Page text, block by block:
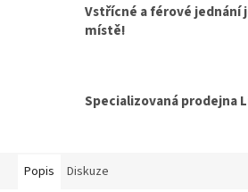
Vstřícné a férové jednání
místě!
Specializovaná prodejna
Popis Diskuze